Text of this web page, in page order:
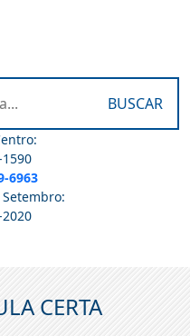
BUSCAR
6963
CERTA